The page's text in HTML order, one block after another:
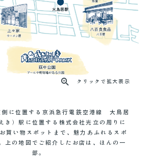
クリックで拡大表示
側に位置する京浜急行電鉄空港線 大鳥居
き）駅に位置する株式会社光立の周りに
買い物スポットまで、魅力あふれるスポ
上の地図でご紹介したお店は、ほんの一
部。